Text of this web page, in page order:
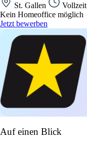
St. Gallen Vollzeit
Kein Homeoffice möglich
Jetzt bewerben
Auf einen Blick